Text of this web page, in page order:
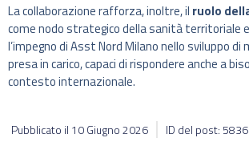
La collaborazione rafforza, inoltre, il ruolo
come nodo strategico della sanità territoriale
l’impegno di Asst Nord Milano nello sviluppo di
presa in carico, capaci di rispondere anche a
contesto internazionale.
Pubblicato il 10 Giugno 2026 ID del post: